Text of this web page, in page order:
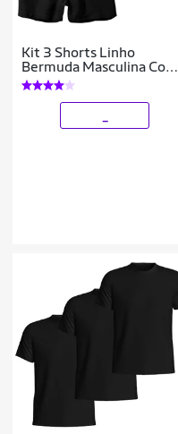
Kit 3 Shorts Linho
Bermuda Masculina Com
Cordão Estilo Casual